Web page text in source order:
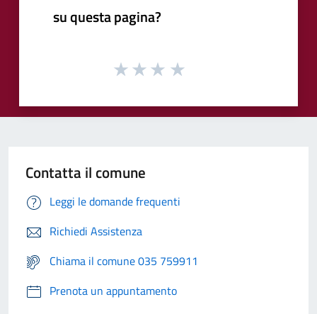
su questa pagina?
Contatta il comune
Leggi le domande frequenti
Richiedi Assistenza
Chiama il comune 035 759911
Prenota un appuntamento